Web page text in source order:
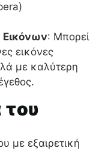
Εικόνων: Μπορεί
εικόνες
με καλύτερη
με εξαιρετική